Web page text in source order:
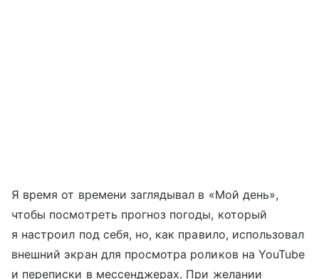
Я время от времени заглядывал в «Мой день»,
чтобы посмотреть прогноз погоды, который
я настроил под себя, но, как правило, использовал
внешний экран для просмотра роликов на YouTube
и переписки в мессенджерах. При желании